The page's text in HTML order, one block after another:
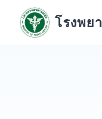
content
โรงพย